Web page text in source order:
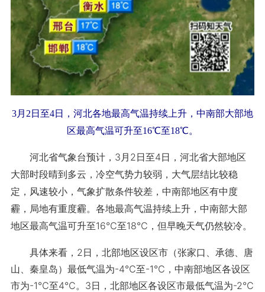
3月2日至4日，河北各地最高气温持续上升，中南部大部地
区最高气温可升至16℃至18℃。
河北省气象台预计，3月2日至4日，河北省大部地区
大部时段晴到多云，冷空气势力较弱，大气层结比较稳
定，风速较小，气象扩散条件较差，中南部地区有中度
霾，局地有重度霾。各地最高气温持续上升，中南部大部
地区最高气温可升至16℃至18℃，但早晚天气仍然较冷。
具体来看，2日，北部地区设区市（张家口、承德、唐
山、秦皇岛）最低气温为-4℃至-1℃，中南部地区各设区
市为-1℃至4℃。3日，北部地区各设区市最低气温为-2℃